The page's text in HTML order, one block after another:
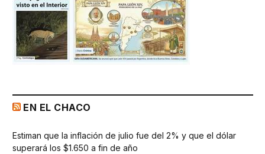
EN EL CHACO
Estiman que la inflación de julio fue del 2% y que el dólar
superará los $1.650 a fin de año